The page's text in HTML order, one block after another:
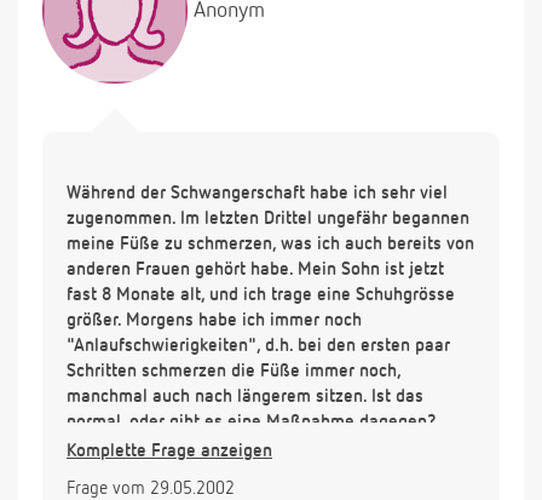
Anonym
Während der Schwangerschaft habe ich sehr viel
zugenommen. Im letzten Drittel ungefähr begannen
meine Füße zu schmerzen, was ich auch bereits von
anderen Frauen gehört habe. Mein Sohn ist jetzt
fast 8 Monate alt, und ich trage eine Schuhgrösse
größer. Morgens habe ich immer noch
"Anlaufschwierigkeiten", d.h. bei den ersten paar
Schritten schmerzen die Füße immer noch,
manchmal auch nach längerem sitzen. Ist das
normal, oder gibt es eine Maßnahme dagegen?
Komplette Frage anzeigen
Frage vom 29.05.2002